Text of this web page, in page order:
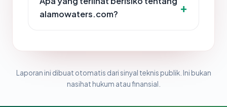
alamowaters.com?
Laporan ini dibuat otomatis dari sinyal teknis publik. Ini bukan
nasihat hukum atau finansial.